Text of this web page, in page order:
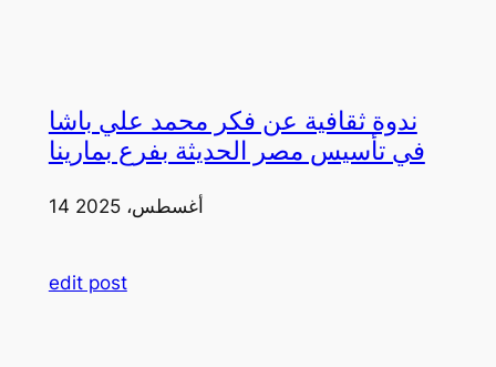
ندوة ثقافية عن فكر محمد علي باشا
في تأسيس مصر الحديثة بفرع بمارينا
14 أغسطس، 2025
edit post